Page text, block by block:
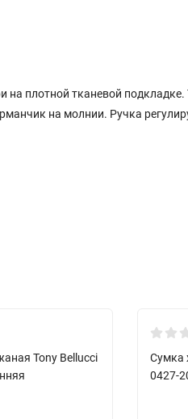
плотной тканевой
на молнии. Ручка
Tony Bellucci
Сумка
0427-